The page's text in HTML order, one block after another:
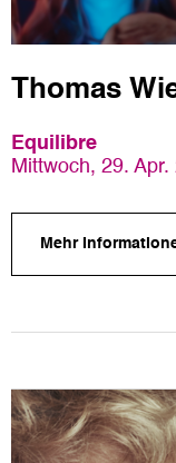
Thomas
Equilibre
Mittwoch, 29.
Mehr